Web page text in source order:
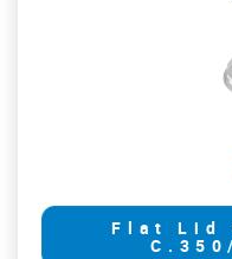
Flat Lid